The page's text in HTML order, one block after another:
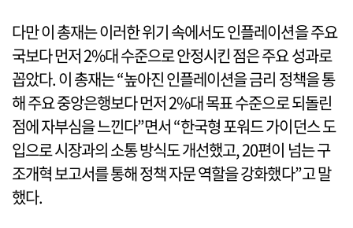
다만 이 총재는 이러한 위기 속에서도 인플레이션을 주요
국보다 먼저 2%대 수준으로 안정시킨 점은 주요 성과로
꼽았다. 이 총재는 “높아진 인플레이션을 금리 정책을 통
해 주요 중앙은행보다 먼저 2%대 목표 수준으로 되돌린
점에 자부심을 느낀다”면서 “한국형 포워드 가이던스 도
입으로 시장과의 소통 방식도 개선했고, 20편이 넘는 구
조개혁 보고서를 통해 정책 자문 역할을 강화했다”고 말
했다.